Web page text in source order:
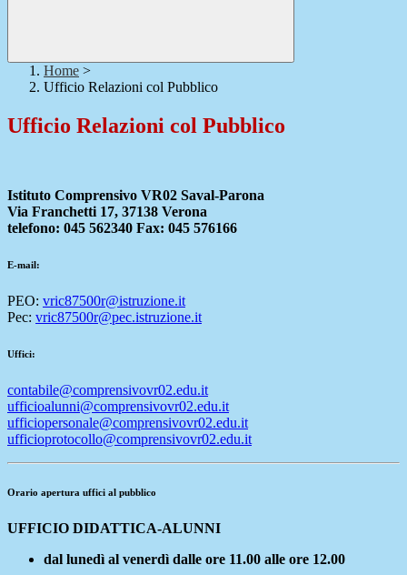
Home >
Ufficio Relazioni col Pubblico
Ufficio Relazioni col Pubblico
Istituto Comprensivo VR02 Saval-Parona
Via Franchetti 17, 37138 Verona
telefono: 045 562340 Fax: 045 576166
E-mail:
PEO: vric87500r@istruzione.it
Pec: vric87500r@pec.istruzione.it
Uffici:
contabile@comprensivovr02.edu.it
ufficioalunni@comprensivovr02.edu.it
ufficiopersonale@comprensivovr02.edu.it
ufficioprotocollo@comprensivovr02.edu.it
Orario apertura uffici al pubblico
UFFICIO DIDATTICA-ALUNNI
dal lunedì al venerdì dalle ore 11.00 alle ore 12.00